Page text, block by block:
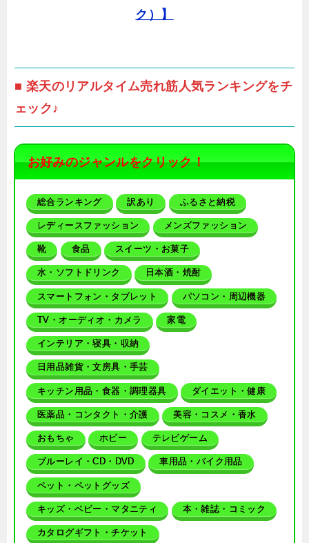
ク）】
■ 楽天のリアルタイム売れ筋人気ランキングをチ
ェック♪
お好みのジャンルをクリック！
総合ランキング 訳あり ふるさと納税
レディースファッション メンズファッション
靴 食品 スイーツ・お菓子
水・ソフトドリンク 日本酒・焼酎
スマートフォン・タブレット パソコン・周辺機器
TV・オーディオ・カメラ 家電
インテリア・寝具・収納
日用品雑貨・文房具・手芸
キッチン用品・食器・調理器具 ダイエット・健康
医薬品・コンタクト・介護 美容・コスメ・香水
おもちゃ ホビー テレビゲーム
ブルーレイ・CD・DVD 車用品・バイク用品
ペット・ペットグッズ
キッズ・ベビー・マタニティ 本・雑誌・コミック
カタログギフト・チケット